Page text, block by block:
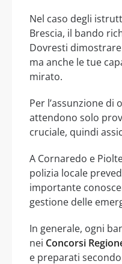
Nel caso degli
Brescia, il bando
Dovresti
ma anche le tue
mirato.
Per l’assunzione di
attendono solo
cruciale, quindi
A Cornaredo e
polizia locale
importante
gestione delle
In generale, ogni
nei Concorsi
e preparati